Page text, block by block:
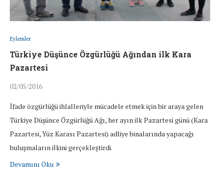
Eylemler
Türkiye Düşünce Özgürlüğü Ağından ilk Kara
Pazartesi
02/05/2016
İfade özgürlüğü ihlalleriyle mücadele etmek için bir araya gelen
Türkiye Düşünce Özgürlüğü Ağı, her ayın ilk Pazartesi günü (Kara
Pazartesi, Yüz Karası Pazartesi) adliye binalarında yapacağı
buluşmaların ilkini gerçekleştirdi.
Devamını Oku